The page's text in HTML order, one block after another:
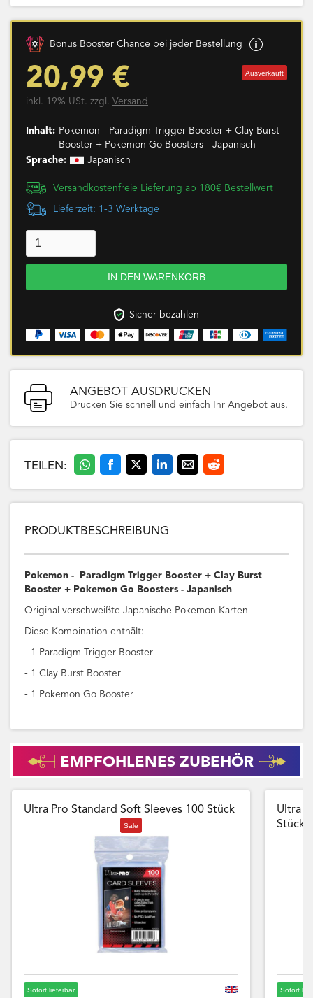
Bonus Booster Chance bei jeder Bestellung
20,99 € Ausverkauft
inkl. 19% USt. zzgl. Versand
Inhalt: Pokemon - Paradigm Trigger Booster + Clay Burst
Booster + Pokemon Go Boosters - Japanisch
Sprache:
Japanisch
Versandkostenfreie Lieferung ab 180€ Bestellwert
Lieferzeit: 1-3 Werktage
Sicher bezahlen
ANGEBOT AUSDRUCKEN
Drucken Sie schnell und einfach Ihr Angebot aus.
TEILEN:
PRODUKTBESCHREIBUNG
Pokemon - Paradigm Trigger Booster + Clay Burst
Booster + Pokemon Go Boosters - Japanisch
Original verschweißte Japanische Pokemon Karten
Diese Kombination enthält:-
- 1 Paradigm Trigger Booster
- 1 Clay Burst Booster
- 1 Pokemon Go Booster
EMPFOHLENES ZUBEHÖR
Ultra Pro Standard Soft Sleeves 100 Stück
Sale
Sofort lieferbar
Ultra
Stück
Sofort